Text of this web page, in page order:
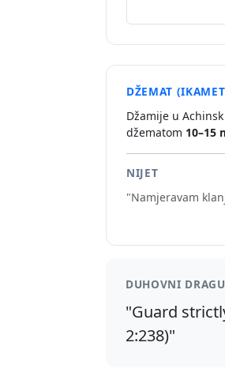
DŽEMAT
Džamije u
džematom 10–15
NIJET
"Namjeravam
DUHOVNI
"Guard
2:238)"